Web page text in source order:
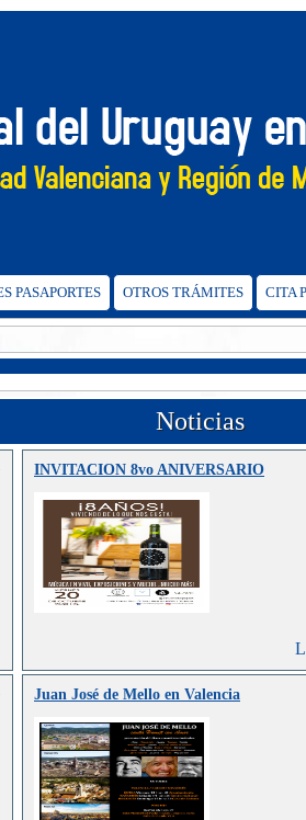
PASAPORTES OTROS TRÁMITES CITA
Noticias
INVITACION 8vo ANIVERSARIO
Juan José de Mello en Valencia